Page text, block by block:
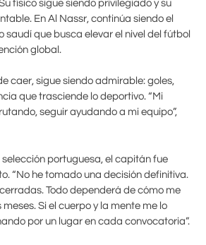
físico sigue siendo privilegiado y su
En Al Nassr, continúa siendo el
saudí que busca elevar el nivel del fútbol
global.
caer, sigue siendo admirable: goles,
que trasciende lo deportivo. “Mi
seguir ayudando a mi equipo”,
portuguesa, el capitán fue
“No he tomado una decisión definitiva.
Todo dependerá de cómo me
Si el cuerpo y la mente me lo
por un lugar en cada convocatoria”.